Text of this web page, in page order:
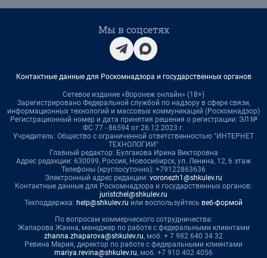
Мы в соцсетях
Контактные данные для Роскомнадзора и государственных органов
Сетевое издание «Воронеж онлайн» (18+)
Зарегистрировано Федеральной службой по надзору в сфере связи,
информационных технологий и массовых коммуникаций (Роскомнадзор)
Регистрационный номер и дата принятия решения о регистрации: ЭЛ №
ФС 77 - 86594 от 26.12.2023 г.
Учредитель: Общество с ограниченной ответственностью "ИНТЕРНЕТ
ТЕХНОЛОГИИ"
Главный редактор: Булгакова Ирина Викторовна
Адрес редакции: 630099, Россия, Новосибирск, ул. Ленина, 12, 6 этаж
Телефоны (круглосуточно): +79122863636
Электронный адрес редакции: voronezh1@shkulev.ru
Контактные данные для Роскомнадзора и государственных органов:
juristchel@shkulev.ru
Техподдержка: help@shkulev.ru или воспользуйтесь веб-формой
По вопросам коммерческого сотрудничества:
Жапарова Жанна, менеджер по работе с федеральными клиентами
zhanna.zhaparova@shkulev.ru, моб. + 7 982 640 34 32
Ревина Мария, директор по работе с федеральными клиентами
mariya.revina@shkulev.ru, моб. +7 910 402 4056